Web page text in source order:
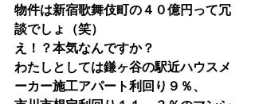
物件は新宿歌舞伎町の４０億円って冗
談でしょ（笑）
え！？本気なんですか？
わたしとしては鎌ヶ谷の駅近ハウスメ
ーカー施工アパート利回り９％、